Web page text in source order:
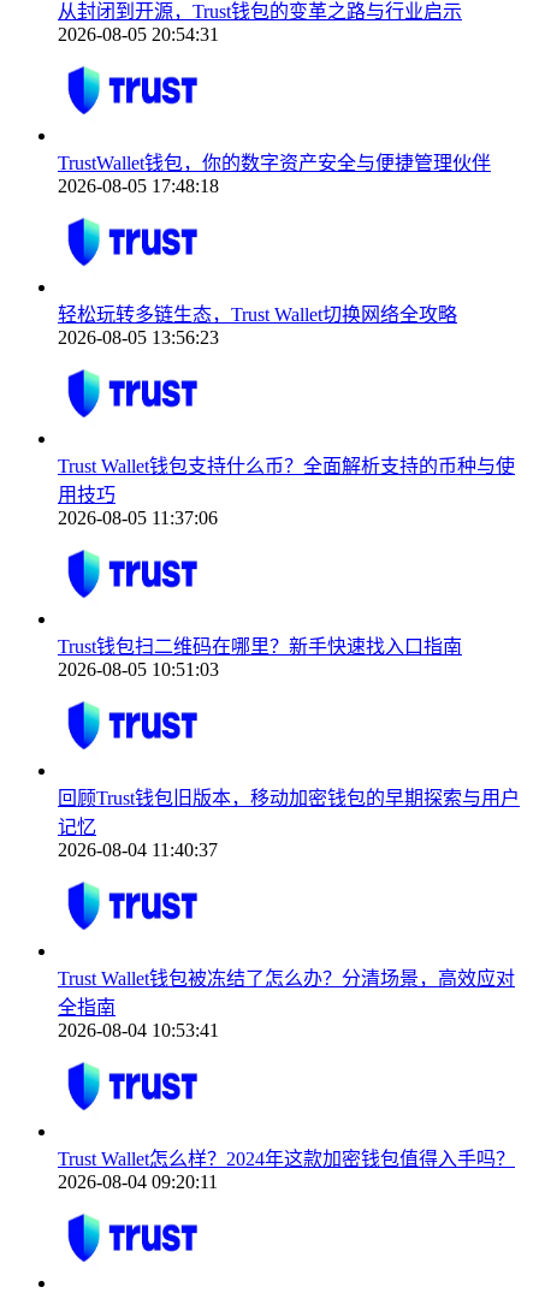
从封闭到开源，Trust钱包的变革之路与行业启示
2026-08-05 20:54:31
TrustWallet钱包，你的数字资产安全与便捷管理伙伴
2026-08-05 17:48:18
轻松玩转多链生态，Trust Wallet切换网络全攻略
2026-08-05 13:56:23
Trust Wallet钱包支持什么币？全面解析支持的币种与使
用技巧
2026-08-05 11:37:06
Trust钱包扫二维码在哪里？新手快速找入口指南
2026-08-05 10:51:03
回顾Trust钱包旧版本，移动加密钱包的早期探索与用户
记忆
2026-08-04 11:40:37
Trust Wallet钱包被冻结了怎么办？分清场景，高效应对
全指南
2026-08-04 10:53:41
Trust Wallet怎么样？2024年这款加密钱包值得入手吗？
2026-08-04 09:20:11